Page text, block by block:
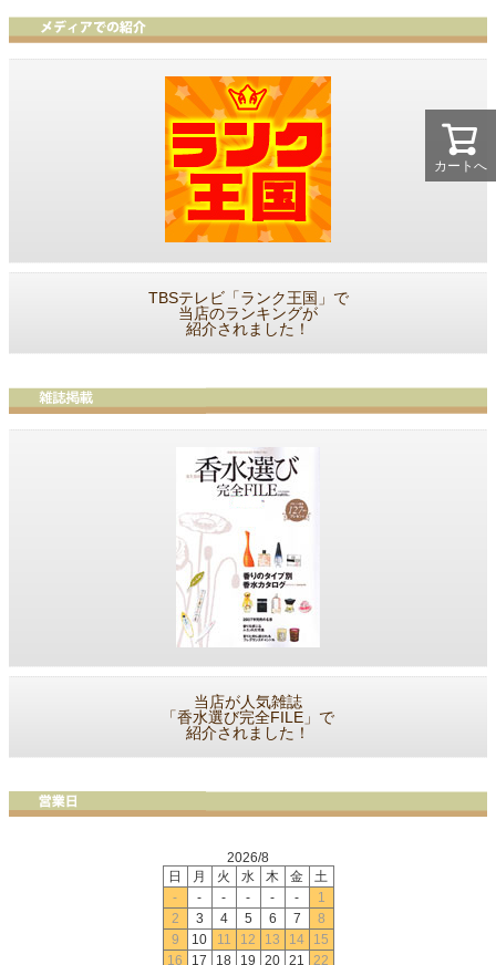
カートへ
TBSテレビ「ランク王国」で
当店のランキングが
紹介されました！
当店が人気雑誌
「香水選び完全FILE」で
紹介されました！
2026/8
日
月 火 水 木 金
土
-
- - - - -
1
2
3 4 5 6 7
8
9
10 11 12 13 14
15
16
17 18 19 20 21 22